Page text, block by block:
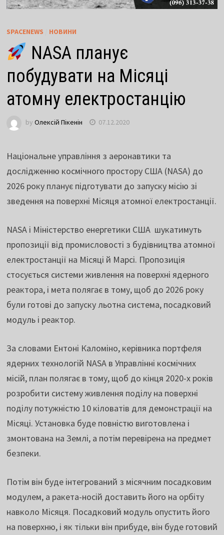
SPACENEWS НОВИНИ
NASA планує
побудувати на Місяці
атомну електростанцію
by Олексій Пікенін 07.12.2020
Національне управління з аеронавтики та
дослідженню космічного простору США (NASA) до
2026 року планує підготувати до запуску місію зі
зведення на поверхні Місяця атомної електростанції.
NASA і Міністерство енергетики США шукатимуть
пропозиції від промисловості з будівництва атомної
електростанції на Місяці й Марсі. Пропозиція
стосується системи живлення на поверхні ядерного
реактора, і мета полягає в тому, щоб до 2026 року
були готові до запуску льотна система, посадковий
модуль і реактор.
За словами Ентоні Каломіно, керівника портфеля
ядерних технологій NASA в Управлінні космічних
місій, план полягає в тому, щоб до кінця 2020-х років
розробити систему живлення поділу на поверхні
поділу потужністю 10 кіловатів для демонстрації на
Місяці. Установка буде повністю виготовлена ​​і
змонтована на Землі, а потім перевірена на предмет
безпеки.
Потім він буде інтегрований з місячним посадковим
модулем, а ракета-носій доставить його на орбіту
навколо Місяця. Посадковий модуль опустить його
на поверхню, і як тільки він прибуде, він буде готовий